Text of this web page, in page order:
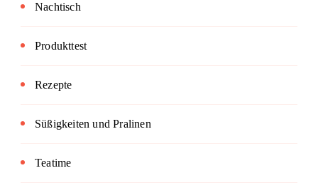
Nachtisch
Produkttest
Rezepte
Süßigkeiten und Pralinen
Teatime